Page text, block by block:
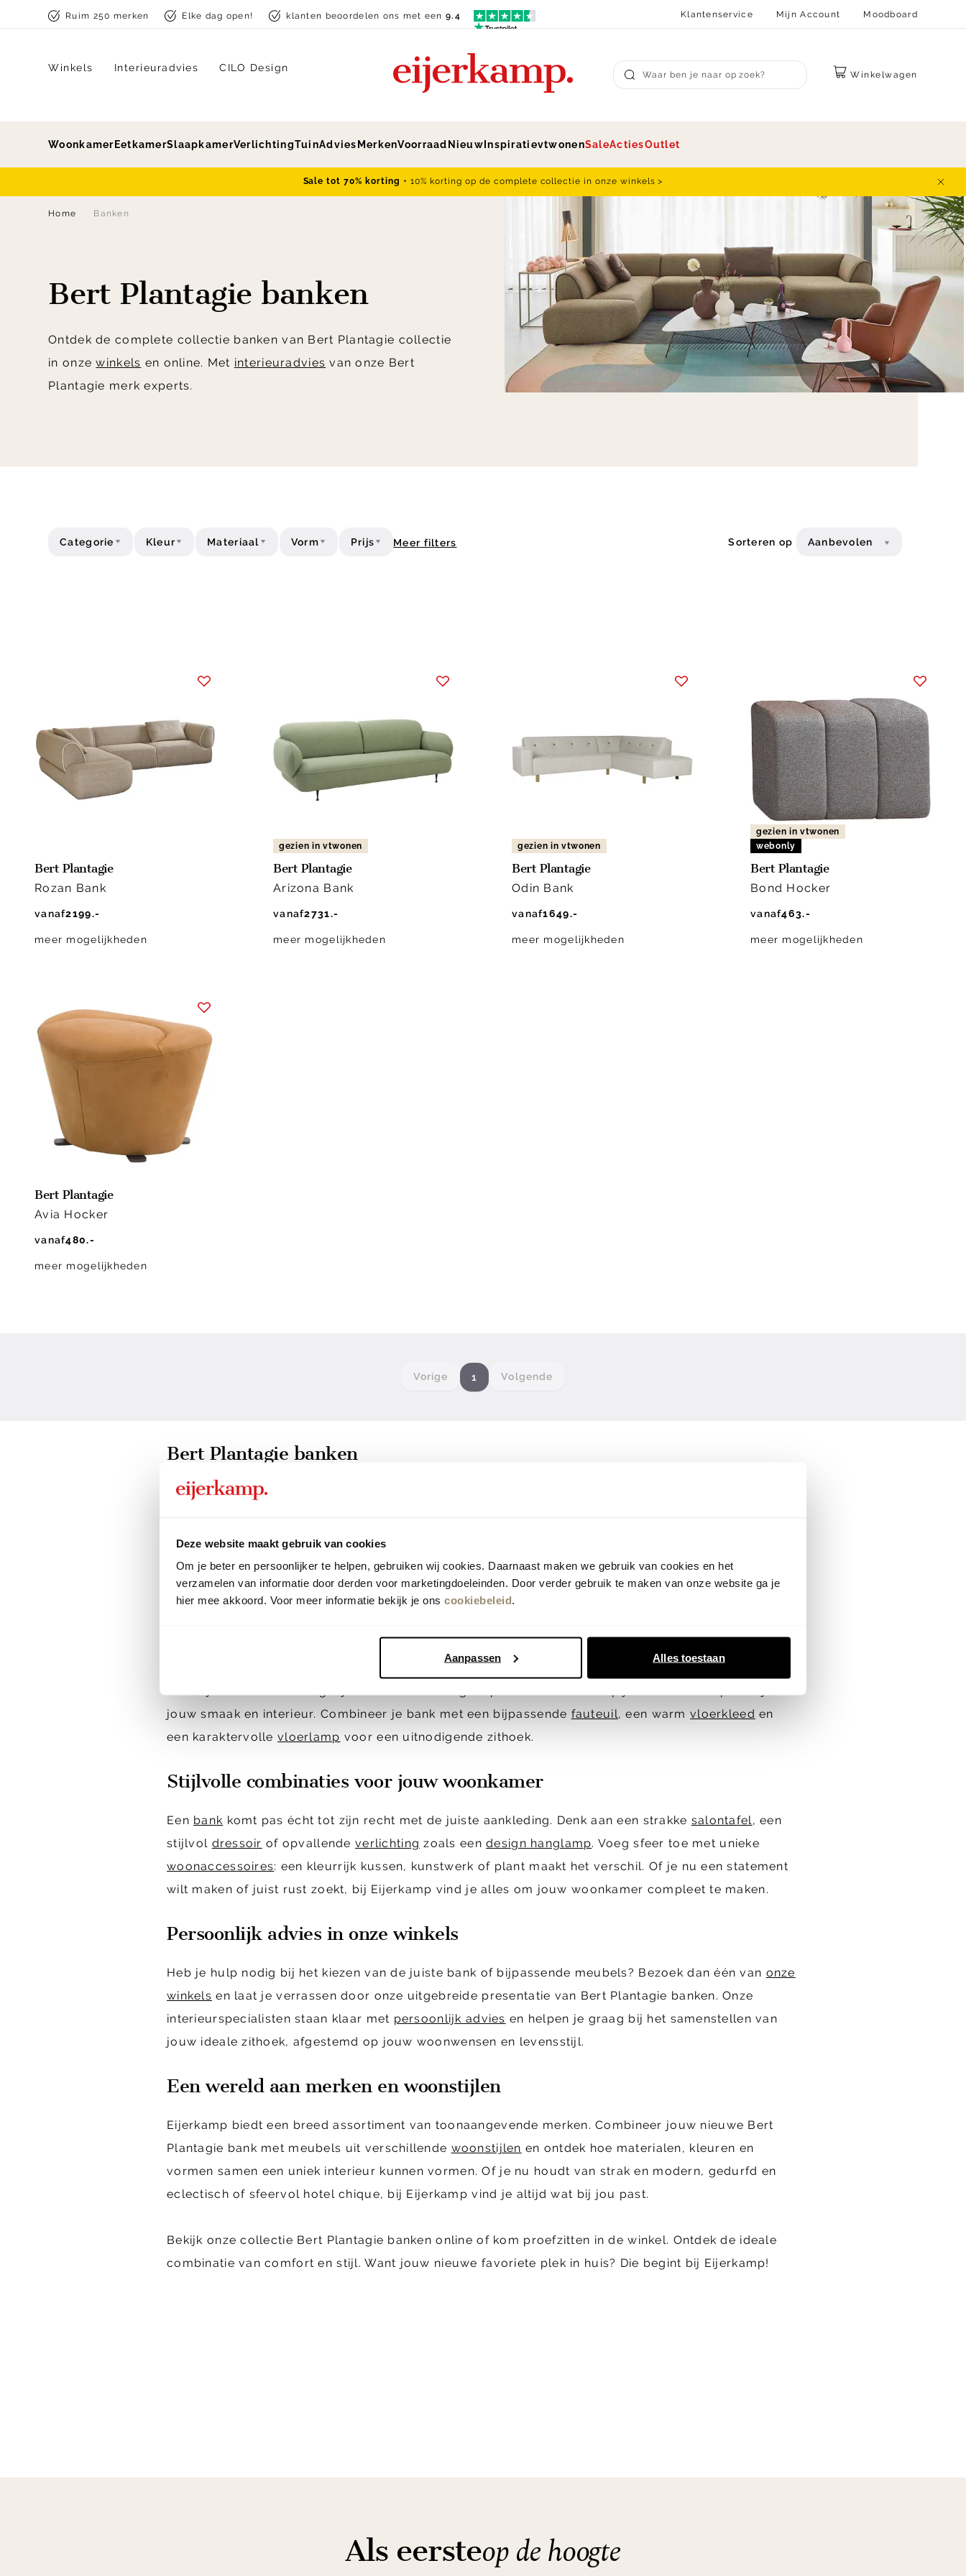
Deze website maakt gebruik van cookies
Om je beter en persoonlijker te helpen, gebruiken wij cookies. Daarnaast maken we gebruik van cookies en het
verzamelen van informatie door derden voor marketingdoeleinden. Door verder gebruik te maken van onze website ga je
hier mee akkoord. Voor meer informatie bekijk je ons cookiebeleid.
Aanpassen Alles toestaan
Skip to contentRuim 250 merken Elke dag open! klanten beoordelen ons met een9.4 Klantenservice Mijn Account Moodboard
Submit search
Winkelwagen
Winkels Interieuradvies CILO Design
Woonkamer EetkamerSlaapkamerVerlichtingTuinAdvies MerkenVoorraad Nieuw InspiratievtwonenSaleActiesOutlet
Sale tot 70% korting + 10% korting op de complete collectie in onze winkels >
Home Banken
Bert Plantagie banken
Ontdek de complete collectie banken van Bert Plantagie collectie
in onzewinkels en online. Met interieuradvies van onze Bert
Plantagie merk experts.
Categorie Kleur Materiaal Vorm Prijs Meer filters Sorteren op Aanbevolen
Bert Plantagie
Rozan Bank
vanaf2199.-
meer mogelijkheden
gezien in vtwonen
Bert Plantagie
Arizona Bank
vanaf2731.-
meer mogelijkheden
gezien in vtwonen
Bert Plantagie
Odin Bank
vanaf1649.-
meer mogelijkheden
gezien in vtwonen
webonly
Bert Plantagie
Bond Hocker
vanaf463.-
meer mogelijkheden
Bert Plantagie
Avia Hocker
vanaf480.-
meer mogelijkheden
Vorige 1 Volgende
Bert Plantagie banken
Bert Plantagie banken combineren ambachtelijk vakmanschap met tijdloos design. Deze banken zijn
eclectischofhotel chique. Thuis begint bij Eijerkamp en met een Bert Plantagie bank creëer je die
comfortabele, stijlvolle basis waar je elke dag van geniet.
Design dat zit als gegoten
hoekbank of een
, het zitcomfort is ongeëvenaard.
jouw smaak en interieur. Combineer je bank met een bijpassende fauteuil, een warm vloerkleed en
een karaktervollevloerlamp voor een uitnodigende zithoek.
Stijlvolle combinaties voor jouw woonkamer
Een bank komt pas écht tot zijn recht met de juiste aankleding. Denk aan een strakke salontafel, een
stijlvol dressoir of opvallende verlichting zoals eendesign hanglamp. Voeg sfeer toe met unieke
woonaccessoires: een kleurrijk kussen, kunstwerk of plant maakt het verschil. Of je nu een statement
wilt maken of juist rust zoekt, bij Eijerkamp vind je alles om jouw woonkamer compleet te maken.
Persoonlijk advies in onze winkels
Heb je hulp nodig bij het kiezen van de juiste bank of bijpassende meubels? Bezoek dan één van onze
winkels en laat je verrassen door onze uitgebreide presentatie van Bert Plantagie banken. Onze
interieurspecialisten staan klaar met persoonlijk advies en helpen je graag bij het samenstellen van
jouw ideale zithoek, afgestemd op jouw woonwensen en levensstijl.
Een wereld aan merken en woonstijlen
Eijerkamp biedt een breed assortiment van toonaangevende merken. Combineer jouw nieuwe Bert
Plantagie bank met meubels uit verschillende woonstijlen en ontdek hoe materialen, kleuren en
vormen samen een uniek interieur kunnen vormen. Of je nu houdt van strak en modern, gedurfd en
eclectisch of sfeervol hotel chique, bij Eijerkamp vind je altijd wat bij jou past.
Bekijk onze collectie Bert Plantagie banken online of kom proefzitten in de winkel. Ontdek de ideale
combinatie van comfort en stijl. Want jouw nieuwe favoriete plek in huis? Die begint bij Eijerkamp!
Als eersteop de hoogte